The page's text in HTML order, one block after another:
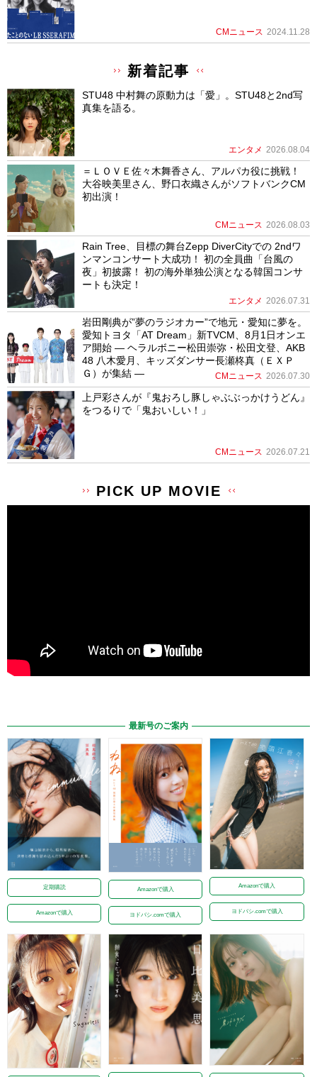
CMニュース 2024.11.28
新着記事
STU48 中村舞の原動力は「愛」。STU48と2nd写
真集を語る。
エンタメ 2026.08.04
＝ＬＯＶＥ佐々木舞香さん、アルパカ役に挑戦！
大谷映美里さん、野口衣織さんがソフトバンクCM
初出演！
CMニュース 2026.08.03
Rain Tree、目標の舞台Zepp DiverCityでの 2ndワ
ンマンコンサート大成功！ 初の全員曲「台風の
夜」初披露！ 初の海外単独公演となる韓国コンサ
ートも決定！
エンタメ 2026.07.31
岩田剛典が”夢のラジオカー”で地元・愛知に夢を。
愛知トヨタ「AT Dream」新TVCM、8月1日オンエ
ア開始 ― ヘラルボニー松田崇弥・松田文登、AKB
48 八木愛月、キッズダンサー長瀬柊真（ＥＸＰ
Ｇ）が集結 ―
CMニュース 2026.07.30
上戸彩さんが『鬼おろし豚しゃぶぶっかけうどん』
をつるりで「鬼おいしい！」
CMニュース 2026.07.21
PICK UP MOVIE
最新号のご案内
定期購読
Amazonで購入
Amazonで購入
ヨドバシ.comで購入
Amazonで購入
ヨドバシ.comで購入